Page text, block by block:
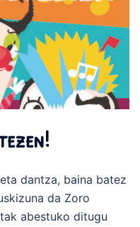
dantza, baina batez
da Zoro
abestuko ditugu